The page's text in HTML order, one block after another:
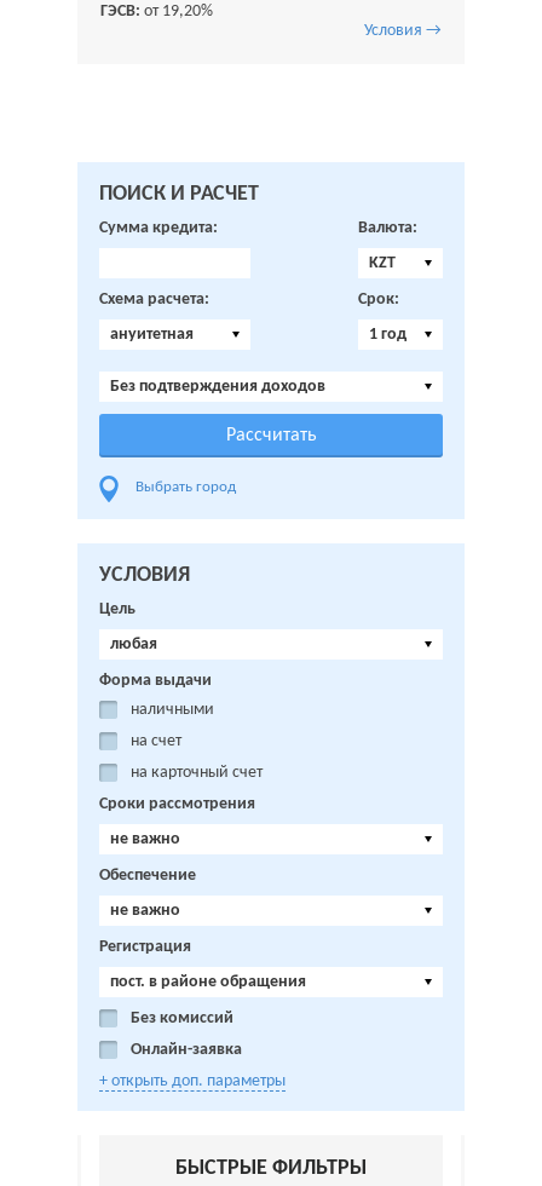
ГЭСВ: от 19,20%
Условия →
ПОИСК И РАСЧЕТ
Сумма кредита:
Валюта:
KZT
Схема расчета:
ануитетная
Срок:
1 год
Без подтверждения доходов
Выбрать город
УСЛОВИЯ
Цель
любая
Форма выдачи
наличными
на счет
на карточный счет
Сроки рассмотрения
не важно
Обеспечение
не важно
Регистрация
пост. в районе обращения
Без комиссий
Онлайн-заявка
+ открыть доп. параметры
БЫСТРЫЕ ФИЛЬТРЫ